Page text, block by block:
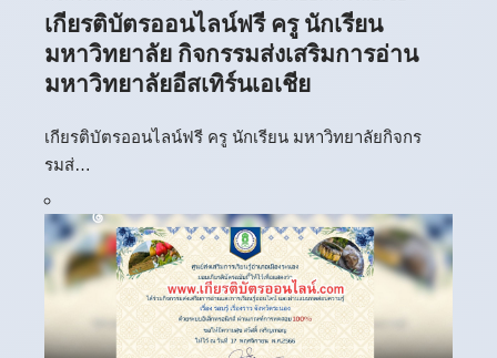
เกียรติบัตรออนไลน์ฟรี ครู นักเรียน
มหาวิทยาลัย กิจกรรมส่งเสริมการอ่าน
มหาวิทยาลัยอีสเทิร์นเอเชีย
เกียรติบัตรออนไลน์ฟรี ครู นักเรียน มหาวิทยาลัยกิจกร
รมส่…